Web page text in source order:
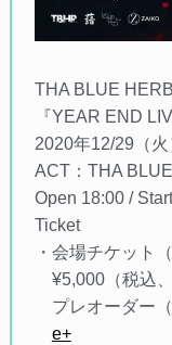
THA BLUE HERB
『YEAR END
2020年12/29（
ACT：THA
Open 18:00 /
Ticket
・会場チケット
¥5,000（税込、
プレオーダー（
e+